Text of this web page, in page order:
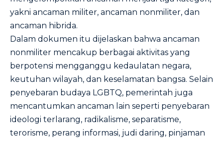
yakni ancaman militer, ancaman nonmiliter, dan
ancaman hibrida.
Dalam dokumen itu dijelaskan bahwa ancaman
nonmiliter mencakup berbagai aktivitas yang
berpotensi mengganggu kedaulatan negara,
keutuhan wilayah, dan keselamatan bangsa. Selain
penyebaran budaya LGBTQ, pemerintah juga
mencantumkan ancaman lain seperti penyebaran
ideologi terlarang, radikalisme, separatisme,
terorisme, perang informasi, judi daring, pinjaman